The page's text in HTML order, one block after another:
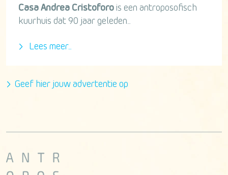
Casa Andrea Cristoforo is een antroposofisch
kuurhuis dat 90 jaar geleden...
Lees meer...
Geef hier jouw advertentie op